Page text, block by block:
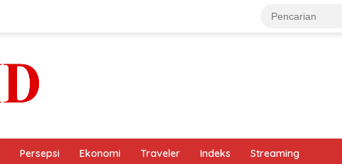
Persepsi Ekonomi Traveler Indeks Streaming